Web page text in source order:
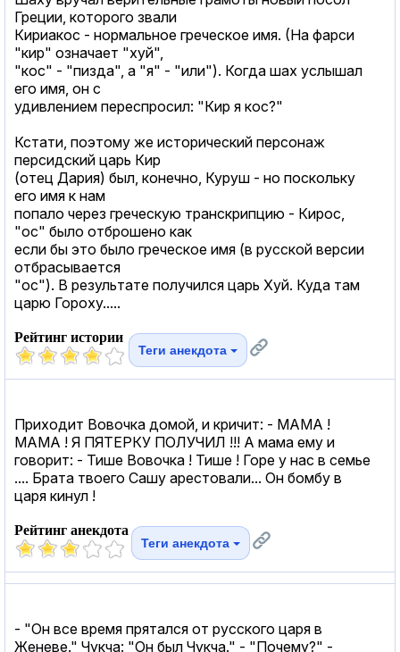
Греции, которого звали
Кириакос - нормальное греческое имя. (На фарси
"кир" означает "хуй",
"кос" - "пизда", а "я" - "или"). Когда шах услышал
его имя, он с
удивлением переспросил: "Кир я кос?"
Кстати, поэтому же исторический персонаж
персидский царь Кир
(отец Дария) был, конечно, Куруш - но поскольку
его имя к нам
попало через греческую транскрипцию - Кирос,
"ос" было отброшено как
если бы это было греческое имя (в русской версии
отбрасывается
"ос"). В результате получился царь Хуй. Куда там
царю Гороху.....
Рейтинг истории
Теги анекдота
Приходит Вовочка домой, и кричит: - МАМА !
МАМА ! Я ПЯТЕРКУ ПОЛУЧИЛ !!! А мама ему и
говорит: - Тише Вовочка ! Тише ! Горе у нас в семье
.... Брата твоего Cашу арестовали... Он бомбу в
царя кинул !
Рейтинг анекдота
Теги анекдота
- "Он все время прятался от русского царя в
Женеве." Чукча: "Он был Чукча." - "Почему?" -